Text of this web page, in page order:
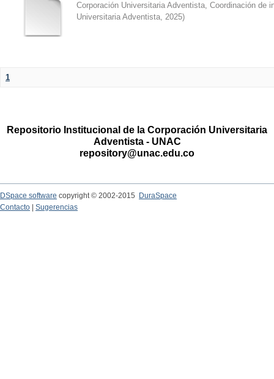
Corporación Universitaria Adventista, Coordinación de
Universitaria Adventista, 2025)
1
Repositorio Institucional de la Corporación Universitaria
Adventista - UNAC
repository@unac.edu.co
DSpace software copyright © 2002-2015
DuraSpace
Contacto
Sugerencias